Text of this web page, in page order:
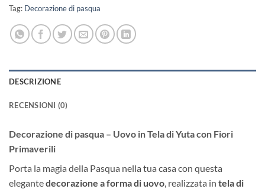
Tag: Decorazione di pasqua
DESCRIZIONE
RECENSIONI (0)
Decorazione di pasqua – Uovo in Tela di Yuta con Fiori
Primaverili
Porta la magia della Pasqua nella tua casa con questa
elegantedecorazione a forma di uovo , realizzata in tela di